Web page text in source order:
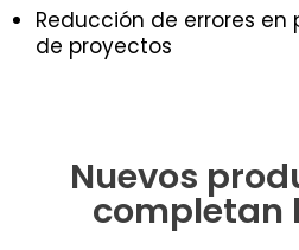
Reducción de errores
de proyectos
Nuevos
completan